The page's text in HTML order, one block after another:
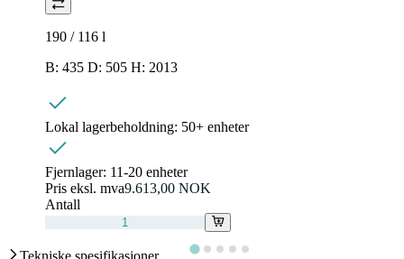
190 / 116 l
B: 435 D: 505 H: 2013
Lokal lagerbeholdning: 50+ enheter
Fjernlager: 11-20 enheter
Pris eksl. mva9.613,00 NOK
Antall
Tekniske spesifikasjoner